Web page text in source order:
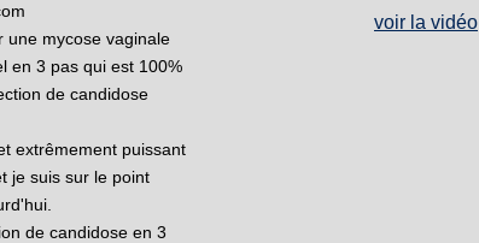
voir la vidéo
une mycose vaginale
en 3 pas qui est 100%
de candidose
extrêmement puissant
je suis sur le point
de candidose en 3